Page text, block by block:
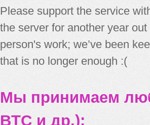
Please support the service
the server for another year
person's work; we’ve been
that is no longer enough :(
Мы принимаем
BTC и др.):